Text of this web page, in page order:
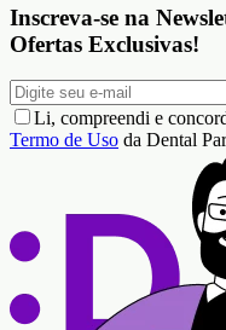
Inscreva-se na
Ofertas Exclusivas!
Li, compreendi e
Termo de Uso da Dental